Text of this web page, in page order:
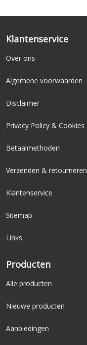
Klantenservice
Over ons
Algemene voorwaarden
Disclaimer
Privacy Policy & Cookies
Betaalmethoden
Verzenden & retourneren
Klantenservice
Sitemap
Links
Producten
Alle producten
Nieuwe producten
Aanbiedingen